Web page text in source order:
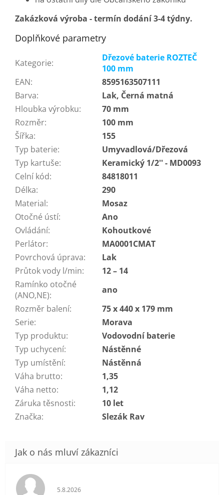
Zakázková výroba - termín dodání 3-4 týdny.
Doplňkové parametry
Kategorie:
Dřezové baterie ROZTEČ
100 mm
EAN:
8595163507111
Barva:
Lak, Černá matná
Hloubka výrobku:
70 mm
Rozměr:
100 mm
Šířka:
155
Typ baterie:
Umyvadlová/Dřezová
Typ kartuše:
Keramický 1/2'' - MD0093
Celní kód:
84818011
Délka:
290
Material:
Mosaz
Otočné ústí:
Ano
Ovládání:
Kohoutkové
Perlátor:
MA0001CMAT
Povrchová úprava:
Lak
Průtok vody l/min:
12 – 14
Ramínko otočné
(ANO,NE):
ano
Rozměr balení:
75 x 440 x 179 mm
Serie:
Morava
Typ produktu:
Vodovodní baterie
Typ uchycení:
Nástěnné
Typ umístění:
Nástěnná
Váha brutto:
1,35
Váha netto:
1,12
Záruka těsnosti:
10 let
Značka: Slezák Rav
Hodnocení obchodu je 5 z 5 hvězdiček.
5.8.2026